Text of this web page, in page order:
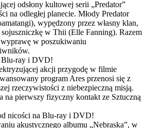
odsłony kultowej serii „Predator”
na odległej planecie. Młody Predator
wypędzony przez własny klan,
w Thii (Elle Fanning). Razem
w poszukiwaniu
Blu-ray i DVD!
akcji przygodę w filmie
program Ares przenosi się z
rzeczywistości z niebezpieczną misją.
na pierwszy fizyczny kontakt ze Sztuczną
nicości na Blu-ray i DVD!
akustycznego albumu „Nebraska”, w